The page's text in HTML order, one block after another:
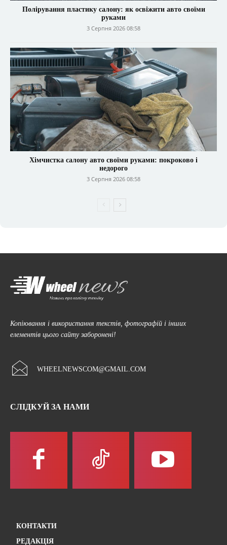
Полірування пластику салону: як освіжити авто своїми
руками
3 Серпня 2026 08:58
Хімчистка салону авто своїми руками: покроково і
недорого
3 Серпня 2026 08:58
Копіювання і використання текстів, фотографій і інших
елементів цього сайту заборонені!
WHEELNEWSCOM@GMAIL.COM
СЛІДКУЙ ЗА НАМИ
КОНТАКТИ
РЕДАКЦІЯ